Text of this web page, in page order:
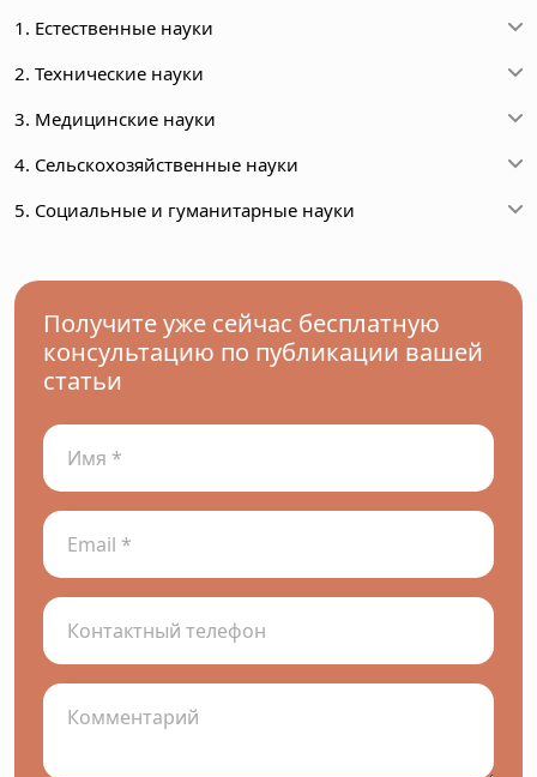
1. Естественные науки
2. Технические науки
3. Медицинские науки
4. Сельскохозяйственные науки
5. Социальные и гуманитарные науки
Получите уже сейчас бесплатную
консультацию по публикации вашей
статьи